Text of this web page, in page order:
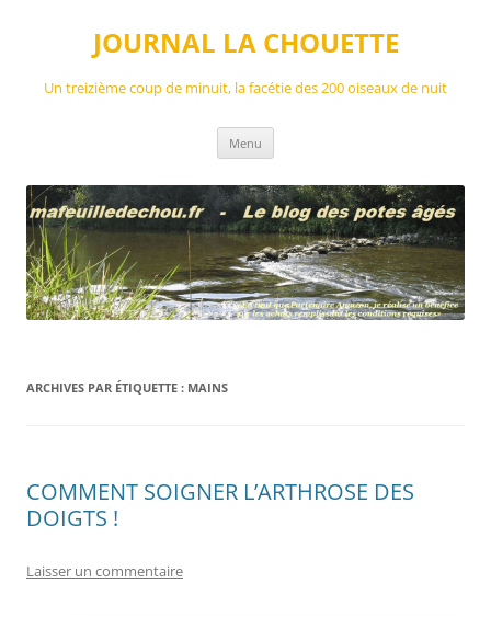
JOURNAL LA CHOUETTE
Un treizième coup de minuit, la facétie des 200 oiseaux de nuit
Menu
ARCHIVES PAR ÉTIQUETTE : MAINS
COMMENT SOIGNER L’ARTHROSE DES
DOIGTS !
Laisser un commentaire